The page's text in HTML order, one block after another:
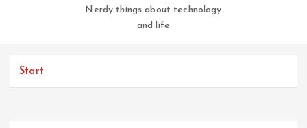
Nerdy things about technology
and life
Start